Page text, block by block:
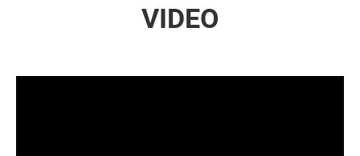
VIDEO